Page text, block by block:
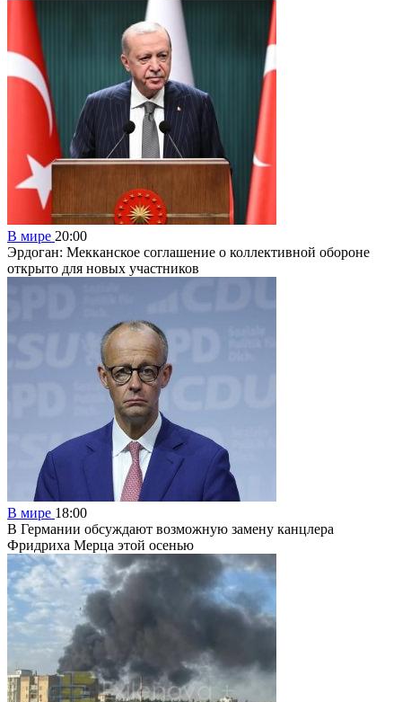
В мире 20:00
Эрдоган: Мекканское соглашение о коллективной обороне
открыто для новых участников
В мире 18:00
В Германии обсуждают возможную замену канцлера
Фридриха Мерца этой осенью